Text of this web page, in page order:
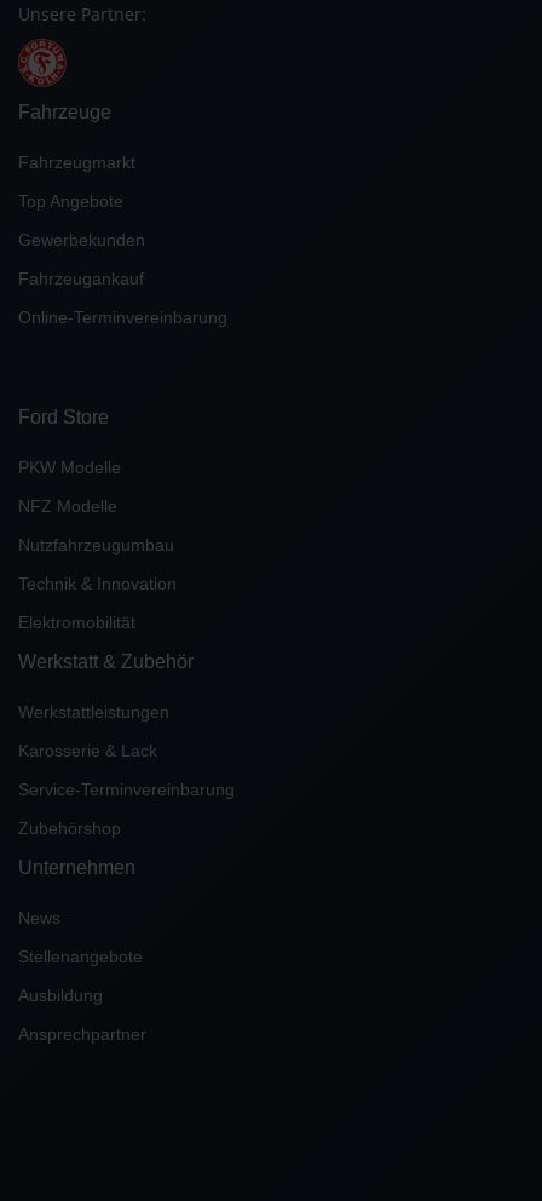
Unsere Partner:
Fahrzeuge
Fahrzeugmarkt
Top Angebote
Gewerbekunden
Fahrzeugankauf
Online-Terminvereinbarung
Ford Store
PKW Modelle
NFZ Modelle
Nutzfahrzeugumbau
Technik & Innovation
Elektromobilität
Werkstatt & Zubehör
Werkstattleistungen
Karosserie & Lack
Service-Terminvereinbarung
Zubehörshop
Unternehmen
News
Stellenangebote
Ausbildung
Ansprechpartner